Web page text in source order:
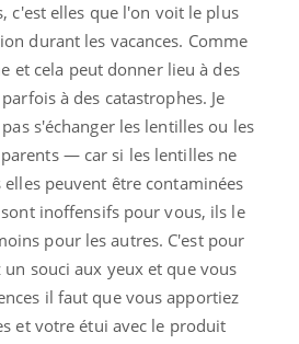
c'est elles que l'on voit le plus
durant les vacances. Comme
et cela peut donner lieu à des
à des catastrophes. Je
s'échanger les lentilles ou les
— car si les lentilles ne
peuvent être contaminées
inoffensifs pour vous, ils le
pour les autres. C'est pour
un souci aux yeux et que vous
il faut que vous apportiez
et votre étui avec le produit